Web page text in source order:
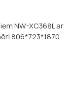
NW-XC368L ar
806*723*1870